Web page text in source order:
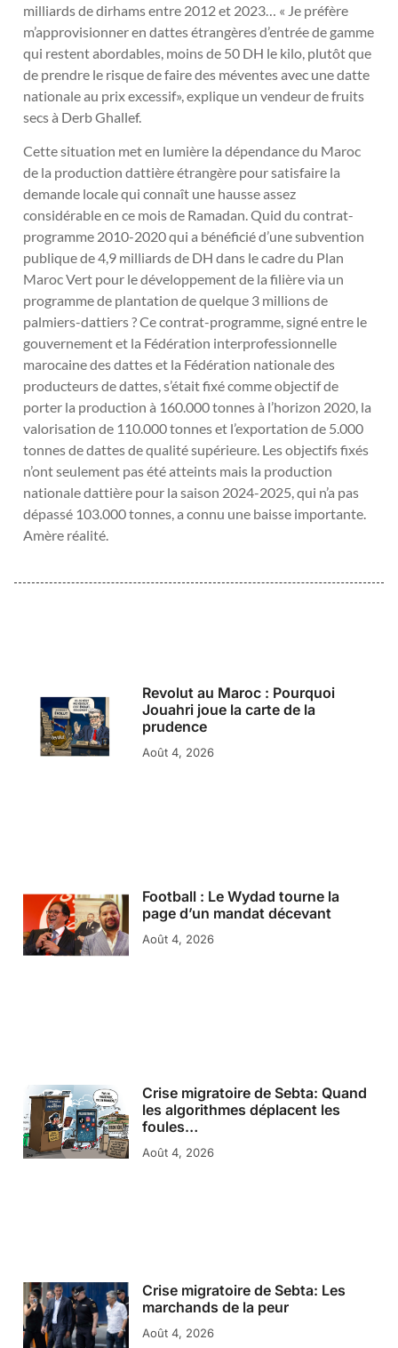
milliards de dirhams entre 2012 et 2023… « Je préfère
m’approvisionner en dattes étrangères d’entrée de gamme
qui restent abordables, moins de 50 DH le kilo, plutôt que
de prendre le risque de faire des méventes avec une datte
nationale au prix excessif», explique un vendeur de fruits
secs à Derb Ghallef.
Cette situation met en lumière la dépendance du Maroc
de la production dattière étrangère pour satisfaire la
demande locale qui connaît une hausse assez
considérable en ce mois de Ramadan. Quid du contrat-
programme 2010-2020 qui a bénéficié d’une subvention
publique de 4,9 milliards de DH dans le cadre du Plan
Maroc Vert pour le développement de la filière via un
programme de plantation de quelque 3 millions de
palmiers-dattiers ? Ce contrat-programme, signé entre le
gouvernement et la Fédération interprofessionnelle
marocaine des dattes et la Fédération nationale des
producteurs de dattes, s’était fixé comme objectif de
porter la production à 160.000 tonnes à l’horizon 2020, la
valorisation de 110.000 tonnes et l’exportation de 5.000
tonnes de dattes de qualité supérieure. Les objectifs fixés
n’ont seulement pas été atteints mais la production
nationale dattière pour la saison 2024-2025, qui n’a pas
dépassé 103.000 tonnes, a connu une baisse importante.
Amère réalité.
Revolut au Maroc : Pourquoi
Jouahri joue la carte de la
prudence
Août 4, 2026
Football : Le Wydad tourne la
page d’un mandat décevant
Août 4, 2026
Crise migratoire de Sebta: Quand
les algorithmes déplacent les
foules…
Août 4, 2026
Crise migratoire de Sebta: Les
marchands de la peur
Août 4, 2026